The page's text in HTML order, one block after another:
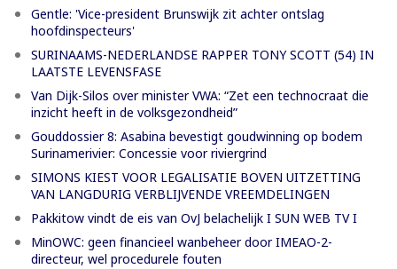
Gentle: 'Vice-president Brunswijk zit achter ontslag
hoofdinspecteurs'
SURINAAMS-NEDERLANDSE RAPPER TONY SCOTT (54) IN
LAATSTE LEVENSFASE
Van Dijk-Silos over minister VWA: “Zet een technocraat die
inzicht heeft in de volksgezondheid”
Gouddossier 8: Asabina bevestigt goudwinning op bodem
Surinamerivier: Concessie voor riviergrind
SIMONS KIEST VOOR LEGALISATIE BOVEN UITZETTING
VAN LANGDURIG VERBLIJVENDE VREEMDELINGEN
Pakkitow vindt de eis van OvJ belachelijk I SUN WEB TV I
MinOWC: geen financieel wanbeheer door IMEAO-2-
directeur, wel procedurele fouten